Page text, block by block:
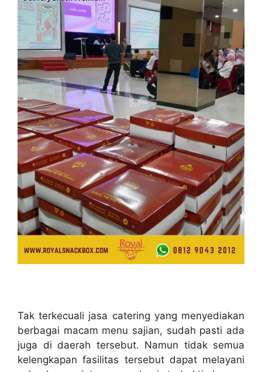
Tak terkecuali jasa catering yang menyediakan
berbagai macam menu sajian, sudah pasti ada
juga di daerah tersebut. Namun tidak semua
kelengkapan fasilitas tersebut dapat melayani